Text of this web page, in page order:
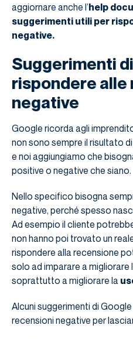
aggiornare anche l’help
suggerimenti utili per
negative.
Suggerimenti
rispondere alle
negative
Google ricorda agli
non sono sempre il risultato
e noi aggiungiamo che
positive o negative che siano.
Nello specifico bisogna
negative, perché spesso
Ad esempio il cliente
non hanno poi trovato un
rispondere alla recensione
solo ad imparare a migliorare
soprattutto a migliorare la
Alcuni suggerimenti di
recensioni negative per